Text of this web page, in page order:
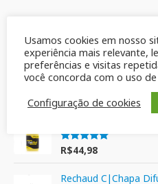
Sabão em Barra
5.00de 5
Avaliação
5.00
de 5
R$44,98
Rechaud C|Chapa
Usamos cookies em nosso
experiência mais relevante,
preferências e visitas
você concorda com o uso
Configuração de cookies